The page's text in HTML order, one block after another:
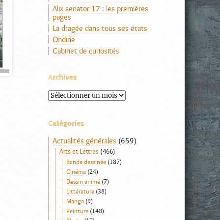
Alix senator 17 : les premières
pages
La dragée dans tous ses états
Ondine
Cabinet de curiosités
Archives
Archives
Catégories
Actualités générales (659)
Arts et Lettres(466)
Bande dessinée(187)
Cinéma(24)
Dessin animé(7)
Littérature(38)
Manga(9)
Peinture(140)